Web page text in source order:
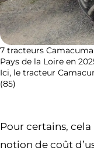
7 tracteurs
Pays de la Loire en
Ici, le tracteur
(85)
Pour certains,
notion de coût